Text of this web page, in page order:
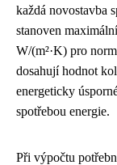
každá novostavba
stanoven
W/(m²·K) pro
dosahují hodnot
energeticky
spotřebou energie.
Při výpočtu